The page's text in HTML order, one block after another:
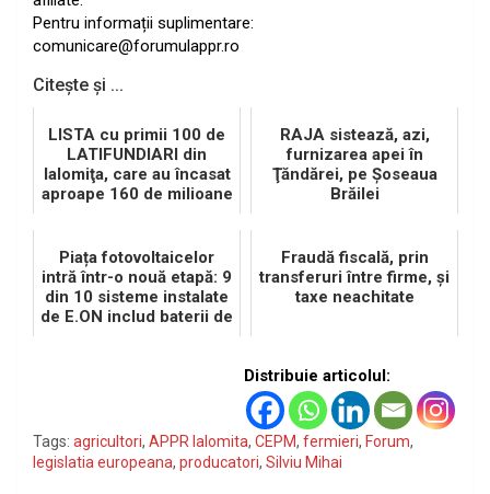
Pentru informații suplimentare:
comunicare@forumulappr.ro
Citește și ...
LISTA cu primii 100 de
LATIFUNDIARI din
Ialomiţa, care au încasat
aproape 160 de milioane
RAJA sistează, azi,
furnizarea apei în
Ţăndărei, pe Şoseaua
Brăilei
Piața fotovoltaicelor
intră într-o nouă etapă: 9
din 10 sisteme instalate
de E.ON includ baterii de
Fraudă fiscală, prin
transferuri între firme, şi
taxe neachitate
Distribuie articolul:
Tags: agricultori, APPR Ialomita, CEPM, fermieri, Forum,
legislatia europeana, producatori, Silviu Mihai